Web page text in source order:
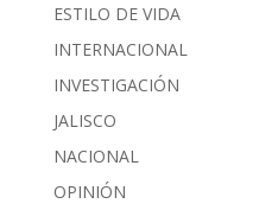
ESTILO DE VIDA
INTERNACIONAL
INVESTIGACIÓN
JALISCO
NACIONAL
OPINIÓN